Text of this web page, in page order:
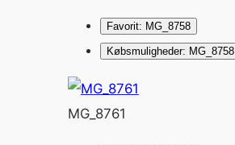
Favorit: MG_8758
Købsmuligheder: MG_8758
MG_8761